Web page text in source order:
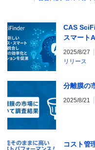
CAS
スマート
イノベー
2025/8/27
リリース
分離膜の
2025/8/21
コスト管